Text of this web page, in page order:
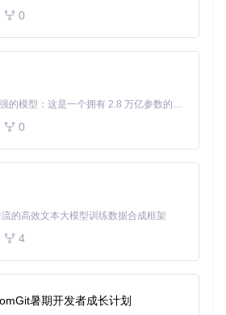
缩与按需导出
行选择性导出，并通过移除冗余字段、
化输出文件大小，平均压缩率可达3
（v14+）和npm包管理器，通过以下
0
Kimi K3 是Kimi能力最强的模型：这是一个拥有 2.8 万亿参数的混合专家（MoE）模型，具备原生视觉理解能力，并支持 100 万 token 的上下文窗口。
0
的高效文本大模型训练数据合成框架
4
暑期开发者成长计划